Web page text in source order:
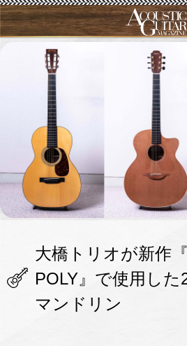
大橋トリオが新作
POLY』で使用した
マンドリン